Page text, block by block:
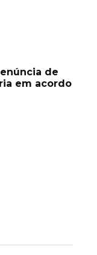
de
em acordo